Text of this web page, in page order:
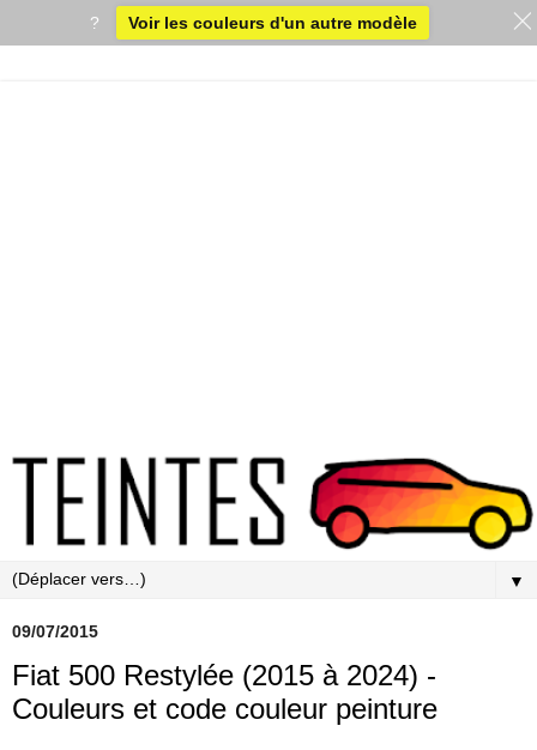
▼
09/07/2015
Fiat 500 Restylée (2015 à 2024) -
Couleurs et code couleur peinture
? Voir les couleurs d'un autre modèle